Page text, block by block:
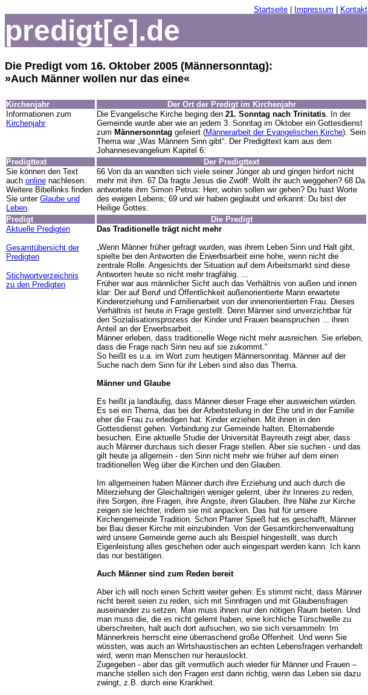
Startseite Impressum Kontakt
predigt[e].de
Die Predigt vom 16. Oktober 2005 (Männersonntag):
»Auch Männer wollen nur das eine«
Kirchenjahr
Informationen zum
Kirchenjahr
Der Ort der Predigt im Kirchenjahr
Die Evangelische Kirche beging den 21. Sonntag nach Trinitatis . In der
Gemeinde wurde aber wie an jedem 3. Sonntag im Oktober ein Gottesdienst
zum Männersonntag gefeiert (Männerarbeit der Evangelischen Kirche). Sein
Thema war „Was Männern Sinn gibt“. Der Predigttext kam aus dem
Johannesevangelium Kapitel 6:
Predigttext
Sie können den Text
auch online nachlesen.
Weitere Bibellinks finden
Sie unter Glaube und
Leben
Der Predigttext
66 Von da an wandten sich viele seiner Jünger ab und gingen hinfort nicht
mehr mit ihm. 67 Da fragte Jesus die Zwölf: Wollt ihr auch weggehen? 68 Da
antwortete ihm Simon Petrus: Herr, wohin sollen wir gehen? Du hast Worte
des ewigen Lebens; 69 und wir haben geglaubt und erkannt: Du bist der
Heilige Gottes.
Predigt
Aktuelle Predigten
Gesamtübersicht der
Predigten
Stichwortverzeichnis
zu den Predigten
Die Predigt
Das Traditionelle trägt nicht mehr
„Wenn Männer früher gefragt wurden, was ihrem Leben Sinn und Halt gibt,
spielte bei den Antworten die Erwerbsarbeit eine hohe, wenn nicht die
zentrale Rolle. Angesichts der Situation auf dem Arbeitsmarkt sind diese
Antworten heute so nicht mehr tragfähig. ...
Früher war aus männlicher Sicht auch das Verhältnis von außen und innen
klar: Der auf Beruf und Öffentlichkeit außenorientierte Mann erwartete
Kindererziehung und Familienarbeit von der innenorientierten Frau. Dieses
Verhältnis ist heute in Frage gestellt. Denn Männer sind unverzichtbar für
den Sozialisationsprozess der Kinder und Frauen beanspruchen ... ihren
Anteil an der Erwerbsarbeit. ...
Männer erleben, dass traditionelle Wege nicht mehr ausreichen. Sie erleben,
dass die Frage nach Sinn neu auf sie zukommt.“
So heißt es u.a. im Wort zum heutigen Männersonntag. Männer auf der
Suche nach dem Sinn für ihr Leben sind also das Thema.
Männer und Glaube
Es heißt ja landläufig, dass Männer dieser Frage eher ausweichen würden.
Es sei ein Thema, das bei der Arbeitsteilung in der Ehe und in der Familie
eher die Frau zu erledigen hat: Kinder erziehen. Mit ihnen in den
Gottesdienst gehen. Verbindung zur Gemeinde halten. Elternabende
besuchen. Eine aktuelle Studie der Universität Bayreuth zeigt aber, dass
auch Männer durchaus sich dieser Frage stellen. Aber sie suchen - und das
gilt heute ja allgemein - den Sinn nicht mehr wie früher auf dem einen
traditionellen Weg über die Kirchen und den Glauben.
Im allgemeinen haben Männer durch ihre Erziehung und auch durch die
Miterziehung der Gleichaltrigen weniger gelernt, über ihr Inneres zu reden,
ihre Sorgen, ihre Fragen, ihre Ängste, ihren Glauben. Ihre Nähe zur Kirche
zeigen sie leichter, indem sie mit anpacken. Das hat für unsere
Kirchengemeinde Tradition. Schon Pfarrer Spieß hat es geschafft, Männer
bei Bau dieser Kirche mit einzubinden. Von der Gesamtkirchenverwaltung
wird unsere Gemeinde gerne auch als Beispiel hingestellt, was durch
Eigenleistung alles geschehen oder auch eingespart werden kann. Ich kann
das nur bestätigen.
Auch Männer sind zum Reden bereit
Aber ich will noch einen Schritt weiter gehen: Es stimmt nicht, dass Männer
nicht bereit seien zu reden, sich mit Sinnfragen und mit Glaubensfragen
auseinander zu setzen. Man muss ihnen nur den nötigen Raum bieten. Und
man muss die, die es nicht gelernt haben, eine kirchliche Türschwelle zu
überschreiten, halt auch dort aufsuchen, wo sie sich versammeln: Im
Männerkreis herrscht eine überraschend große Offenheit. Und wenn Sie
wüssten, was auch an Wirtshaustischen an echten Lebensfragen verhandelt
wird, wenn man Menschen nur herauslockt.
Zugegeben - aber das gilt vermutlich auch wieder für Männer und Frauen –
manche stellen sich den Fragen erst dann richtig, wenn das Leben sie dazu
zwingt, z.B. durch eine Krankheit.